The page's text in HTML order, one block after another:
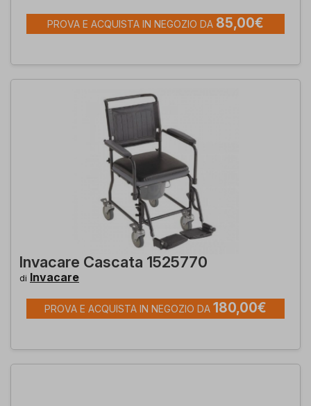
PROVA E ACQUISTA IN NEGOZIO DA 85,00€
Invacare Cascata 1525770
di Invacare
PROVA E ACQUISTA IN NEGOZIO DA 180,00€